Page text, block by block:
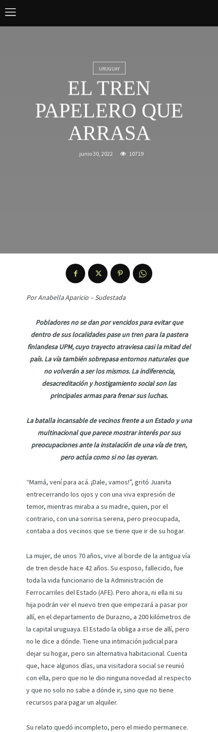
URUGUAY
EL TREN
PAPELERO QUE
ARRASA
junio 30, 2022 10719
Por Anabella Aparicio – Sudestada
Pobladores no se dan por vencidos para evitar que
dentro de sus localidades pase un tren para la pastera
finlandesa UPM, cuyo trayecto atraviesa casi la mitad del
país. La vía también sobrepasa entornos naturales que
no volverán a ser los mismos. La indiferencia,
desacreditación y hostigamiento social son las
principales armas para frenar susluchas.
La batalla incansable de vecinos frente a un Estado y una
multinacional que parece mostrar interés por sus
preocupaciones ante la instalación de una vía de tren,
pero actúa como si no las oyeran.
“Mamá, vení para acá. ¡Dale, vamos!”, gritó Juanita
entrecerrando los ojos y con una viva expresión de
temor, mientras miraba a su madre, quien, por el
contrario, con una sonrisa serena, pero preocupada,
contaba a dos vecinos que se tiene que ir de su hogar.
La mujer, de unos 70 años, vive al borde de la antigua vía
de tren desde hace 42 años. Su esposo, fallecido, fue
toda la vida funcionario de la Administración de
Ferrocarriles del Estado (AFE). Pero ahora, ni ella ni su
hija podrán ver el nuevo tren que empezará a pasar por
allí, en el departamento de Durazno, a 200 kilómetros de
la capital uruguaya. El Estado la obliga a irse de allí, pero
no le dice a dónde. Tiene una intimación judicial para
dejar su hogar, pero sin alternativa habitacional. Cuenta
que, hace algunos días, una visitadora social se reunió
con ella, pero que no le dio ninguna novedad al respecto
y que no solo no sabe a dónde ir, sino que no tiene
recursos para pagar un alquiler.
Su relato quedó incompleto, pero el miedo permanece.